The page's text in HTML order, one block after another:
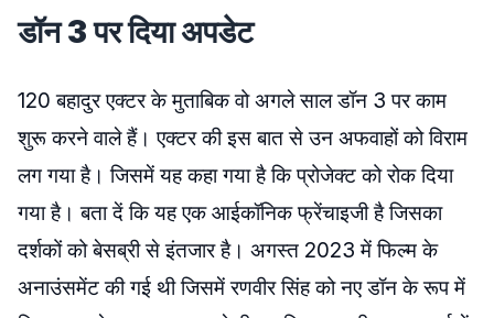
डॉन 3 पर दिया अपडेट
120 बहादुर एक्टर के मुताबिक वो अगले साल डॉन 3 पर काम
शुरू करने वाले हैं। एक्टर की इस बात से उन अफवाहों को विराम
लग गया है। जिसमें यह कहा गया है कि प्रोजेक्ट को रोक दिया
गया है। बता दें कि यह एक आईकॉनिक फ्रेंचाइजी है जिसका
दर्शकों को बेसब्री से इंतजार है। अगस्त 2023 में फिल्म के
अनाउंसमेंट की गई थी जिसमें रणवीर सिंह को नए डॉन के रूप में